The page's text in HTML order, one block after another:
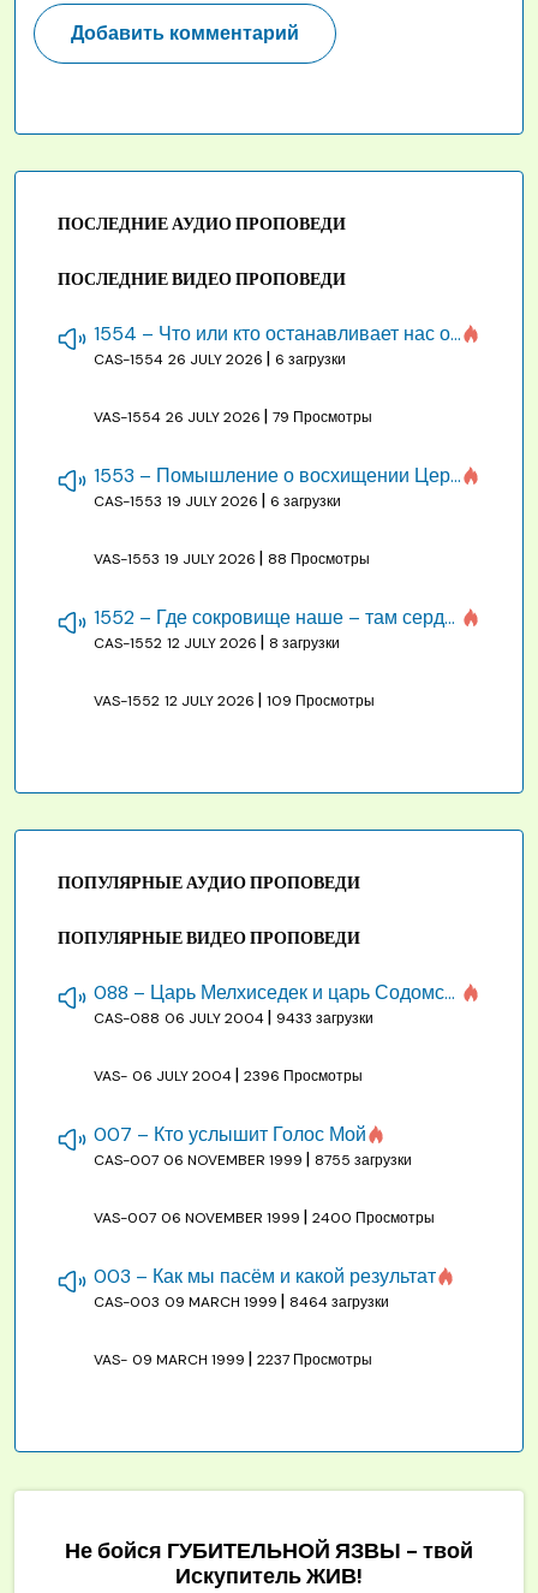
ПОСЛЕДНИЕ АУДИО ПРОПОВЕДИ
ПОСЛЕДНИЕ ВИДЕО ПРОПОВЕДИ
1554 – Что или кто останавливает нас от созидания строения Божия
CAS-1554 26 JULY 2026 | 6 загрузки
VAS-1554 26 JULY 2026 | 79 Просмотры
1553 – Помышление о восхищении Церкви на бракосочетании, во всякое время
CAS-1553 19 JULY 2026 | 6 загрузки
VAS-1553 19 JULY 2026 | 88 Просмотры
1552 – Где сокровище наше – там сердце, там помышления
CAS-1552 12 JULY 2026 | 8 загрузки
VAS-1552 12 JULY 2026 | 109 Просмотры
ПОПУЛЯРНЫЕ АУДИО ПРОПОВЕДИ
ПОПУЛЯРНЫЕ ВИДЕО ПРОПОВЕДИ
088 – Царь Мелхиседек и царь Содомский
CAS-088 06 JULY 2004| 9433 загрузки
VAS- 06 JULY 2004| 2396 Просмотры
007 – Кто услышит Голос Мой
CAS-007 06 NOVEMBER 1999 | 8755 загрузки
VAS-007 06 NOVEMBER 1999 | 2400 Просмотры
003 – Как мы пасём и какой результат
CAS-003 09 MARCH 1999 | 8464 загрузки
VAS- 09 MARCH 1999 | 2237 Просмотры
Не бойся ГУБИТЕЛЬНОЙ ЯЗВЫ - твой
Искупитель ЖИВ!